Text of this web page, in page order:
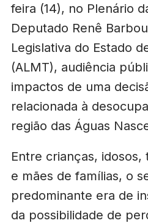
feira (14), no Plenário
Deputado Renê
Legislativa do Estado
(ALMT), audiência
impactos de uma
relacionada à
região das Águas
Entre crianças,
e mães de famílias, o
predominante era de
da possibilidade de